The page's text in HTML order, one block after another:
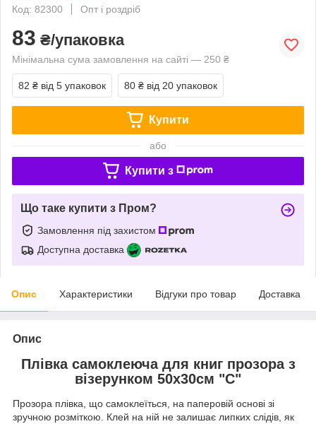
Код: 82300
Опт і роздріб
83 ₴/упаковка
Мінімальна сума замовлення на сайті — 250 ₴
82 ₴ від 5 упаковок 80 ₴ від 20 упаковок
Купити
або
Купити з
Що таке купити з Пром?
Замовлення під захистом
Доступна доставка
Опис Характеристики Відгуки про товар Доставка
Опис
Плівка самоклеюча для книг прозора з
візерунком 50х30см "С"
Прозора плівка, що самоклеїться, на паперовій основі зі
зручною розміткою. Клей на ній не залишає липких слідів, як